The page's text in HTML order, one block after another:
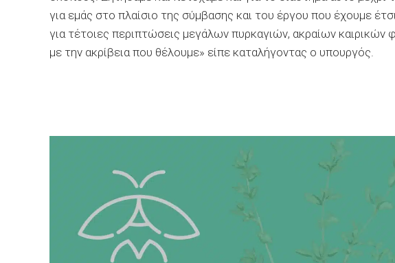
για εμάς στο πλαίσιο της σύμβασης και του έργου που έχουμε
για τέτοιες περιπτώσεις μεγάλων πυρκαγιών, ακραίων
με την ακρίβεια που θέλουμε» είπε καταλήγοντας ο υπουργός.